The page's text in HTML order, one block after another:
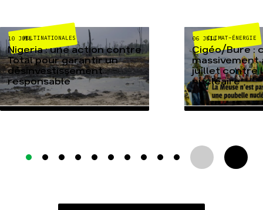
MULTINATIONALES
10 JUIL
Nigeria : une action contre
Total pour garantir un
désinvestissement
responsable
CLIMAT-ÉNERGIE
06 JUIL
Cigéo/Bure :
massivement
juillet contre
nucléaire